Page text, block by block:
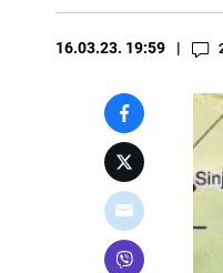
16.03.23. 19:59